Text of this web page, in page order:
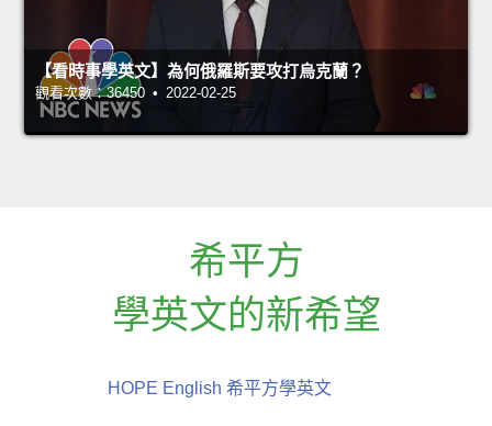
【看時事學英文】為何俄羅斯要攻打烏克蘭？
觀看次數：36450 • 2022-02-25
希平方
學英文的新希望
HOPE English 希平方學英文